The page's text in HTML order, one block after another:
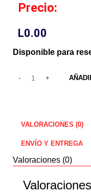
Precio:
L0.00
Disponible para
VALORACIONES (0)
ENVÍO Y ENTREGA
Valoraciones (0)
Valoraciones